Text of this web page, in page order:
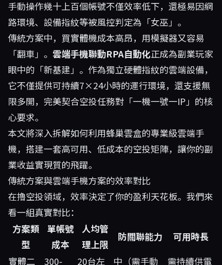
手動操作幾十上百個帳號不僅效率低下，還極易因網
路環境、設備指紋等被風控判定為「女巫」。
傳統方案中，買實體機成本高昂，用模擬器又容易
「翻車」。 雲端手機聯動RPA自動化正成為副業玩家
眼中的「新基建」。作為獨立硬體指紋的雲端設備，
它不僅提供可持續7×24小時的運行環境，還支援無
限多開，完美契合空投任務對「一機一號一IP」的核
心要求。
本文將深入拆解如何利用蜂巢雲盒的專業級雲端手
機，搭建一套高可用、低成本的空投矩陣，讓你的副
業收益實現質的飛躍。
傳統方案與雲端手機方案的效率對比
在擼空投領域，效率決定了你的盈利天花板。我們來
看一組真實對比：
方案類
型
單帳號
成本
人均管
理上限
防關聯能力
可用時長
實體二
300-
20台左
中（需手動
需持續供電